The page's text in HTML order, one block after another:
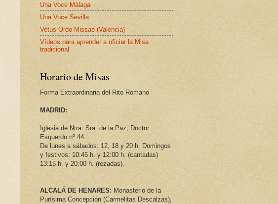
Una Voce Málaga
Una Voce Sevilla
Vetus Ordo Missae (Valencia)
Vídeos para aprender a oficiar la Misa
tradicional
Horario de Misas
Forma Extraordinaria del Rito Romano
MADRID:
Iglesia de Ntra. Sra. de la Paz, Doctor
Esquerdo nº 44.
De lunes a sábados: 12, 18 y 20 h. Domingos
y festivos: 10:45 h. y 12:00 h. (cantadas)
13:15 h. y 20:00 h. (rezadas).
ALCALÁ DE HENARES: Monasterio de la
Purísima Concepción (Carmelitas Descalzas),